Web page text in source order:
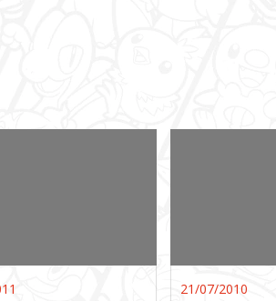
21/07/2010